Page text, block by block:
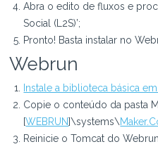
Abra o edito de fluxos e
Social (L2S)’;
Pronto! Basta instalar no
Webrun
Instale a biblioteca básica
Copie o conteúdo da pasta
[WEBRUN]\systems\
Reinicie o Tomcat do